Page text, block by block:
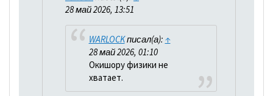
28 май 2026, 13:51
WARLOCKписал(а): ↑
28 май 2026, 01:10
Окишору физики не
хватает.